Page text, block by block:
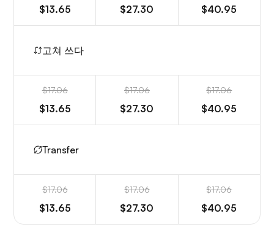
$13.65 $27.30 $40.95
고쳐 쓰다
$17.06
$13.65
$17.06
$27.30
$17.06
$40.95
Transfer
$17.06
$13.65
$17.06
$27.30
$17.06
$40.95